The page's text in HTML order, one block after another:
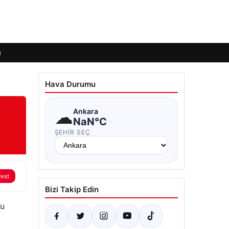
Hava Durumu
☁Ankara
NaN°C
ŞEHIR SEÇ
Bizi Takip Edin